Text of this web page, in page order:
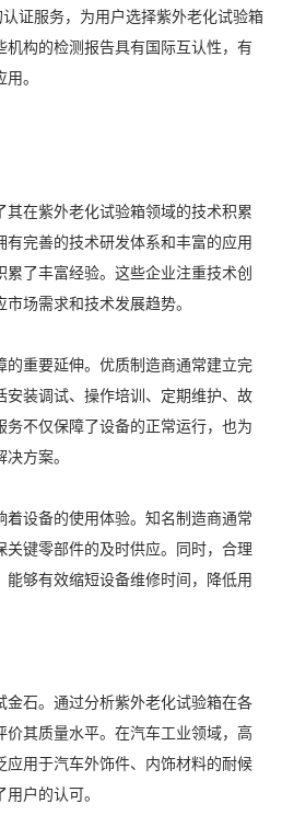
证服务，为用户选择紫外老化试验箱
机构的检测报告具有国际互认性，有
。
在紫外老化试验箱领域的技术积累
完善的技术研发体系和丰富的应用
了丰富经验。这些企业注重技术创
场需求和技术发展趋势。
的重要延伸。优质制造商通常建立完
安装调试、操作培训、定期维护、故
务不仅保障了设备的正常运行，也为
方案。
设备的使用体验。知名制造商通常
关键零部件的及时供应。同时，合理
够有效缩短设备维修时间，降低用
金石。通过分析紫外老化试验箱在各
价其质量水平。在汽车工业领域，高
应用于汽车外饰件、内饰材料的耐候
户的认可。